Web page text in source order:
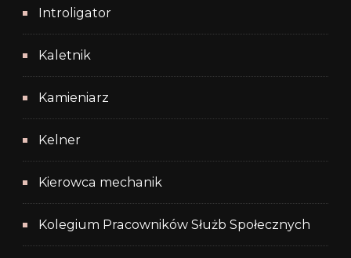
Introligator
Kaletnik
Kamieniarz
Kelner
Kierowca mechanik
Kolegium Pracowników Służb Społecznych